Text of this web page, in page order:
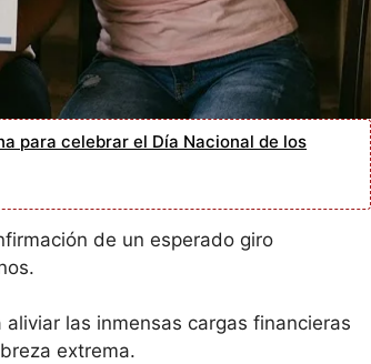
para celebrar el Día Nacional de los
de un esperado giro
las inmensas cargas financieras
extrema.